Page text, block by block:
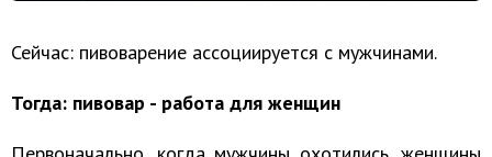
Сейчас: пивоварение ассоциируется с мужчинами.
Тогда: пивовар - работа для женщин